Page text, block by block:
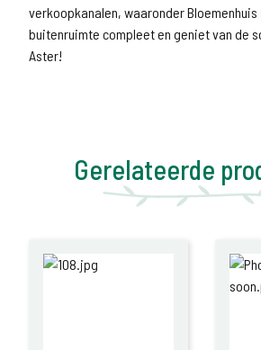
verkoopkanalen, waaronder Bloemenhuis
buitenruimte compleet en geniet van de
Aster!
Gerelateerde